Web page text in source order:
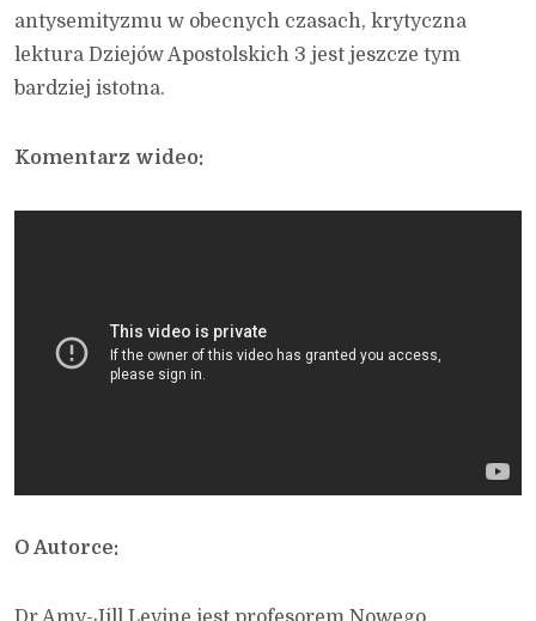
antysemityzmu w obecnych czasach, krytyczna
lektura Dziejów Apostolskich 3 jest jeszcze tym
bardziej istotna.
Komentarz wideo:
O Autorce: